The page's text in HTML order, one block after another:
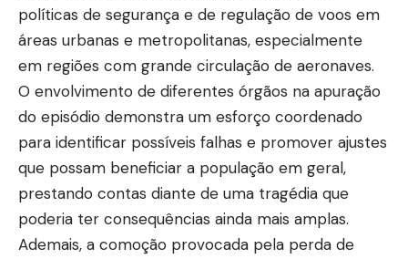
políticas de segurança e de regulação de voos em
áreas urbanas e metropolitanas, especialmente
em regiões com grande circulação de aeronaves.
O envolvimento de diferentes órgãos na apuração
do episódio demonstra um esforço coordenado
para identificar possíveis falhas e promover ajustes
que possam beneficiar a população em geral,
prestando contas diante de uma tragédia que
poderia ter consequências ainda mais amplas.
Ademais, a comoção provocada pela perda de